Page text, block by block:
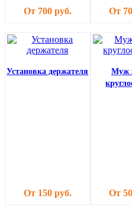
От 700 руб. От
Установка держателя
От 150 руб.
Муж
От